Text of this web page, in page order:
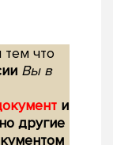
что
Вы в
и
другие